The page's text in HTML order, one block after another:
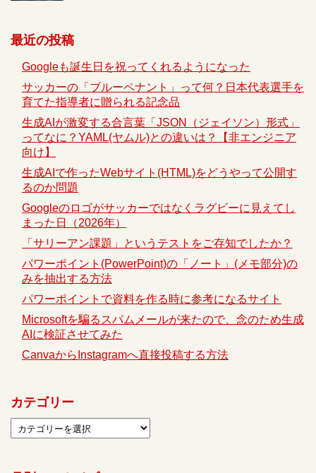
最近の投稿
Googleも誕生日を祝ってくれるようになった
サッカーの「ブルーペナント」って何？日本代表選手を
育てた指導者に贈られる記念品
生成AIが激変する合言葉「JSON（ジェイソン）形式」
ってなに？YAML(ヤムル)との違いは？【非エンジニア
向け】
生成AIで作ったWebサイト(HTML)をどうやって公開す
るのか問題
Googleのロゴがサッカーではなくラグビーに見えてし
まった日（2026年）
「サリーアン課題」というテストをご存知でしたか？
パワーポイント(PowerPoint)の「ノート」(メモ部分)の
みを抽出する方法
パワーポイントで資料を作る時に参考になるサイト
Microsoftを騙るスパムメールが来たので、念のため生成
AIに検証させてみた
CanvaからInstagramへ直接投稿する方法
カテゴリー